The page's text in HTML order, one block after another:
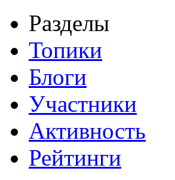
Разделы
Топики
Блоги
Участники
Активность
Рейтинги